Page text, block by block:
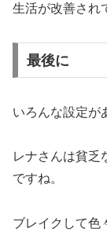
生活が改善され
最後に
いろんな設定が
レナさんは貧乏
ですね。
ブレイクして色